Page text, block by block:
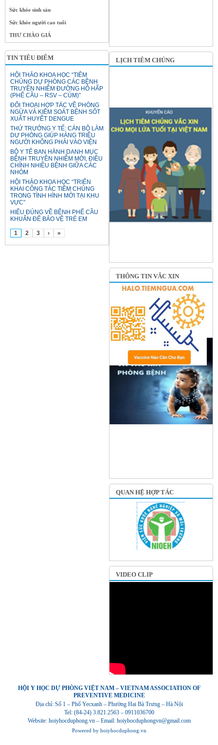
Sức khỏe sinh sản
Sức khỏe người cao tuổi
THƯ CHÀO GIÁ
TIN TIÊU ĐIỂM
HỘI THẢO KHOA HỌC “TIÊM
CHỦNG DỰ PHÒNG CÁC BỆNH
TRUYỀN NHIỄM ĐƯỜNG HÔ HẤP
(PHẾ CẦU – RSV – CÚM)”
ĐỐI THOẠI HỢP TÁC VỀ PHÒNG
NGỪA VÀ KIỂM SOÁT BỆNH SỐT
XUẤT HUYẾT DENGUE
THỨ TRƯỞNG Y TẾ: CÁN BỘ LÀM
DỰ PHÒNG GIÚP HÀNG TRIỆU
NGƯỜI KHÔNG PHẢI VÀO VIỆN
BỘ Y TẾ BAN HÀNH DANH MỤC
BỆNH TRUYỀN NHIỄM MỚI, ĐIỀU
CHỈNH NHIỀU BỆNH GIỮA CÁC
NHÓM
HỘI THẢO KHOA HỌC “TRIỂN
KHAI CÔNG TÁC TIÊM CHỦNG
TRONG TÌNH HÌNH MỚI TẠI KHU
VỰC”
HIỂU ĐÚNG VỀ BỆNH PHẾ CẦU
KHUẨN ĐỂ BẢO VỆ TRẺ EM
1 2 3 › »
LỊCH TIÊM CHỦNG
THÔNG TIN VẮC XIN
QUAN HỆ HỢP TÁC
VIDEO CLIP
HỘI Y HỌC DỰ PHÒNG VIỆT NAM – VIETNAM ASSOCIATION OF
PREVENTIVE MEDICINE
Địa chỉ: Số 1 – Phố Yecxanh – Phường Hai Bà Trưng – Hà Nội
Tel: (84-24) 3.821.2563 – 0911036700
Website: hoiyhocduphong.vn – Email: hoiyhocduphongvn@gmail.com
Powered by hoiyhocduphong.vn